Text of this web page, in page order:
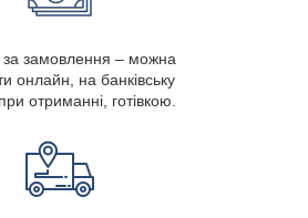
замовлення – можна
онлайн, на банківську
отриманні, готівкою.